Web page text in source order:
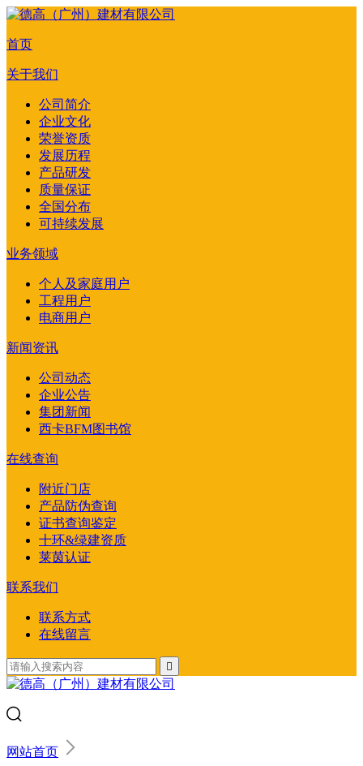
首页
关于我们
公司简介
企业文化
荣誉资质
发展历程
产品研发
质量保证
全国分布
可持续发展
业务领域
个人及家庭用户
工程用户
电商用户
新闻资讯
公司动态
企业公告
集团新闻
西卡BFM图书馆
在线查询
附近门店
产品防伪查询
证书查询鉴定
十环&绿建资质
莱茵认证
联系我们
联系方式
在线留言

网站首页